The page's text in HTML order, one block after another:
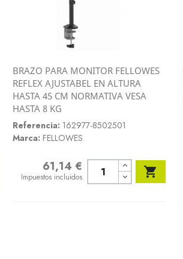
Vista rápida
BRAZO PARA MONITOR FELLOWES
REFLEX AJUSTABEL EN ALTURA
HASTA 45 CM NORMATIVA VESA
HASTA 8 KG
Referencia: 162977-8502501
Marca: FELLOWES
Precio61,14 €
Impuestos incluidos 